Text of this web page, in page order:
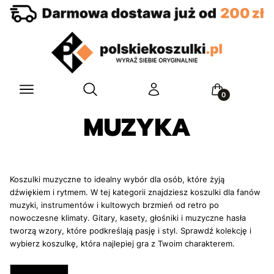
Menu Otwórz wyszukiwarkę
Szukaj Zaloguj się Koszyk
MUZYKA
Koszulki muzyczne to idealny wybór dla osób, które żyją
dźwiękiem i rytmem. W tej kategorii znajdziesz koszulki dla fanów
muzyki, instrumentów i kultowych brzmień od retro po
nowoczesne klimaty. Gitary, kasety, głośniki i muzyczne hasła
tworzą wzory, które podkreślają pasję i styl. Sprawdź kolekcję i
wybierz koszulkę, która najlepiej gra z Twoim charakterem.